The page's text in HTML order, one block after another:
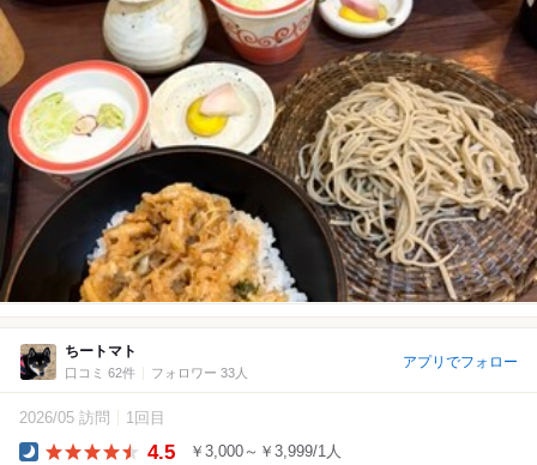
ちートマト
口コミ 62件 フォロワー 33人
アプリでフォロー
2026/05 訪問 1回目
4.5 ￥3,000～￥3,999/1人